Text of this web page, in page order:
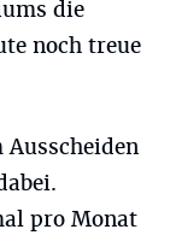
die
noch treue
pro Monat